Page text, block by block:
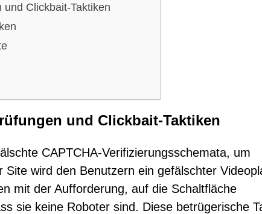
Clickbait-Taktiken
und Clickbait-Taktiken
CAPTCHA-Verifizierungsschemata, um
wird den Benutzern ein gefälschter
mit der Aufforderung, auf die Schaltfläche
sie keine Roboter sind. Diese betrügerische